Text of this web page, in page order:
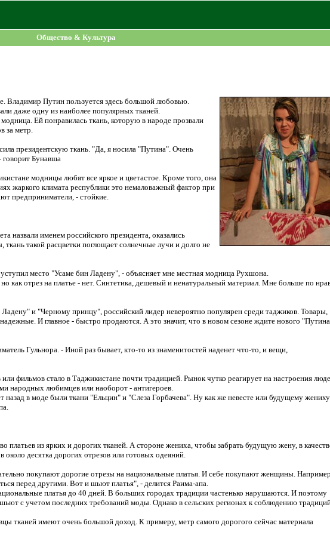
Общество & Культура
Владимир Путин пользуется здесь большой любовью.
даже одну из наиболее популярных тканей.
Ей понравилась ткань, которую в народе прозвали
за метр.
президентскую ткань. "Да, я носила "Путина". Очень
говорит Бунавша
модницы любят все яркое и цветастое. Кроме того, она
жаркого климата республики это немаловажный фактор при
предприниматели, - стойкие.
назвали именем российского президента, оказались
такой расцветки поглощает солнечные лучи и долго не
место "Усаме бин Ладену", - объясняет мне местная модница Рухшона.
как отрез на платье - нет. Синтетика, дешевый и ненатуральный материал. Мне больше по
и "Черному принцу", российский лидер невероятно популярен среди таджиков. Товары,
И главное - быстро продаются. А это значит, что в новом сезоне ждите нового
Гульнора. - Иной раз бывает, кто-то из знаменитостей наденет что-то, и вещи,
фильмов стало в Таджикистане почти традицией. Рынок чутко реагирует на настроения
народных любимцев или наоборот - антигероев.
назад в моде были ткани "Ельцин" и "Слеза Горбачева". Ну как же невесте или будущему
платьев из ярких и дорогих тканей. А стороне жениха, чтобы забрать будущую жену, в
десятка дорогих отрезов или готовых одеяний.
покупают дорогие отрезы на национальные платья. И себе покупают женщины.
перед другими. Вот и шьют платья", - делится Раима-апа.
платья до 40 дней. В больших городах традиции частенько нарушаются. И поэтому
с учетом последних требований моды. Однако в сельских регионах к соблюдению
тканей имеют очень большой доход. К примеру, метр самого дорогого сейчас материала